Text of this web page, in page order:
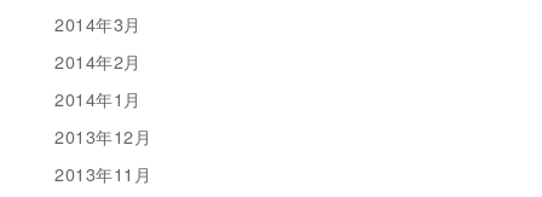
2014年3月
2014年2月
2014年1月
2013年12月
2013年11月